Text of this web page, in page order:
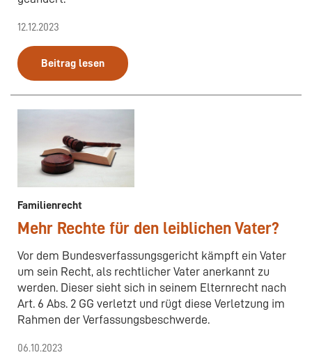
12.12.2023
Beitrag lesen
Familienrecht
Mehr Rechte für den leiblichen Vater?
Vor dem Bundesverfassungsgericht kämpft ein Vater
um sein Recht, als rechtlicher Vater anerkannt zu
werden. Dieser sieht sich in seinem Elternrecht nach
Art. 6 Abs. 2 GG verletzt und rügt diese Verletzung im
Rahmen der Verfassungsbeschwerde.
06.10.2023